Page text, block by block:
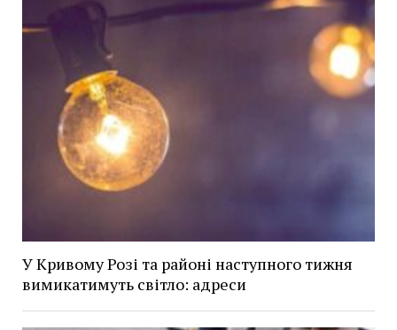
У Кривому Розі та районі наступного тижня
вимикатимуть світло: адреси